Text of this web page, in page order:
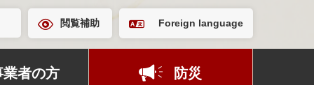
閲覧補助 Foreign language
業者の方 防災